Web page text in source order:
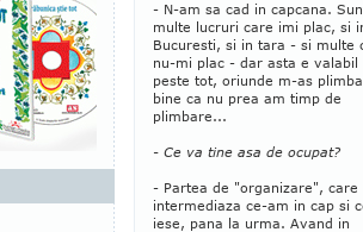
- N-am sa cad in capcana.
multe lucruri care imi plac, si
Bucuresti, si in tara - si multe
nu-mi plac - dar asta e valabil
peste tot, oriunde m-as
bine ca nu prea am timp de
plimbare...
- Ce va tine asa de ocupat?
- Partea de "organizare", care
intermediaza ce-am in cap si
iese, pana la urma. Avand in